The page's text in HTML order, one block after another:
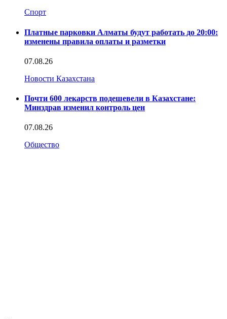
Спорт
Платные парковки Алматы будут работать до 20:00:
изменены правила оплаты и разметки
07.08.26
Новости Казахстана
Почти 600 лекарств подешевели в Казахстане:
Минздрав изменил контроль цен
07.08.26
Общество